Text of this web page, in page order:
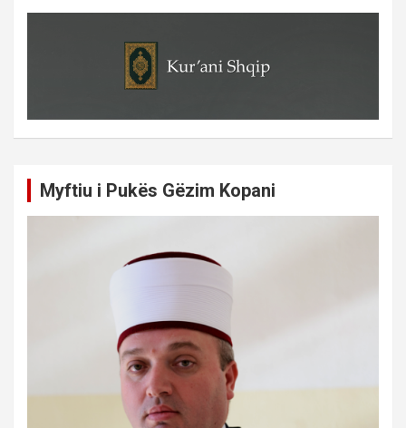
Myftiu i Pukës Gëzim Kopani